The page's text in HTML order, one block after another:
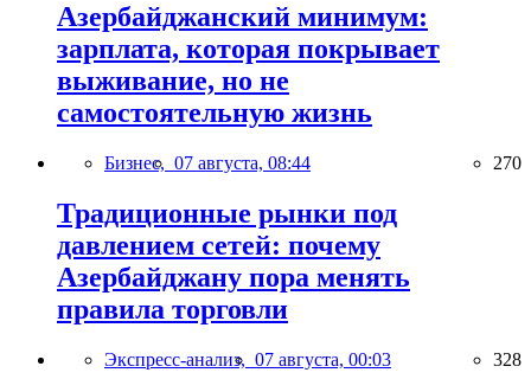
Азербайджанский минимум:
зарплата, которая покрывает
выживание, но не
самостоятельную жизнь
Бизнес, 07 августа, 08:44 270
Традиционные рынки под
давлением сетей: почему
Азербайджану пора менять
правила торговли
Экспресс-анализ, 07 августа, 00:03 328